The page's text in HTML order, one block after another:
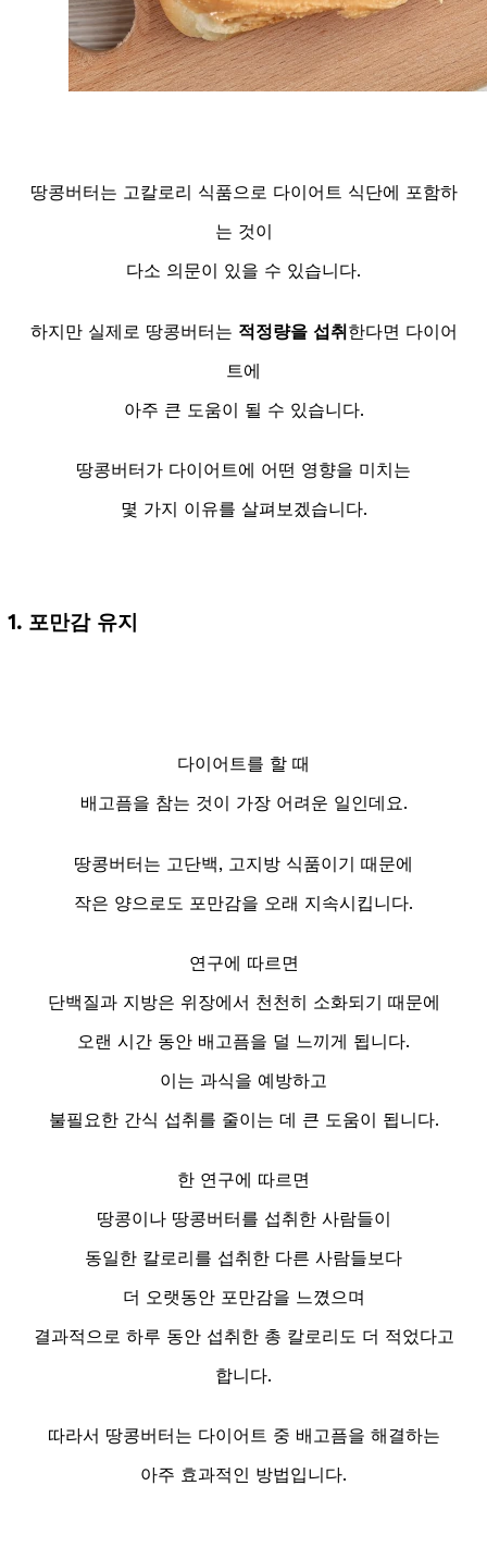
땅콩버터는 고칼로리 식품으로 다이어트 식단에 포함하
는 것이
다소 의문이 있을 수 있습니다.
하지만 실제로 땅콩버터는 적정량을 섭취한다면 다이어
트에
아주 큰 도움이 될 수 있습니다.
땅콩버터가 다이어트에 어떤 영향을 미치는
몇 가지 이유를 살펴보겠습니다.
1. 포만감 유지
다이어트를 할 때
배고픔을 참는 것이 가장 어려운 일인데요.
땅콩버터는 고단백, 고지방 식품이기 때문에
작은 양으로도 포만감을 오래 지속시킵니다.
연구에 따르면
단백질과 지방은 위장에서 천천히 소화되기 때문에
오랜 시간 동안 배고픔을 덜 느끼게 됩니다.
이는 과식을 예방하고
불필요한 간식 섭취를 줄이는 데 큰 도움이 됩니다.
한 연구에 따르면
땅콩이나 땅콩버터를 섭취한 사람들이
동일한 칼로리를 섭취한 다른 사람들보다
더 오랫동안 포만감을 느꼈으며
결과적으로 하루 동안 섭취한 총 칼로리도 더 적었다고
합니다.
따라서 땅콩버터는 다이어트 중 배고픔을 해결하는
아주 효과적인 방법입니다.